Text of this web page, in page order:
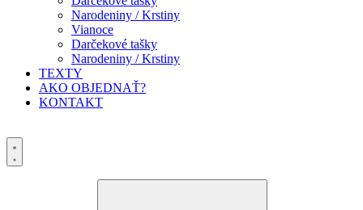
Narodeniny / Krstiny
Vianoce
Darčekové tašky
Narodeniny / Krstiny
TEXTY
AKO OBJEDNAŤ?
KONTAKT